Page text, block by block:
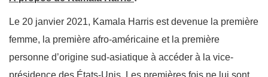
Le 20 janvier 2021, Kamala Harris est devenue la première
femme, la première afro-américaine et la première
personne d’origine sud-asiatique à accéder à la vice-